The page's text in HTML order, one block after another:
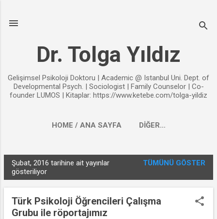
Dr. Tolga Yıldız
Gelişimsel Psikoloji Doktoru | Academic @ Istanbul Uni. Dept. of
Developmental Psych. | Sociologist | Family Counselor | Co-
founder LUMOS | Kitaplar: https://www.ketebe.com/tolga-yildiz
HOME / ANA SAYFA DIĞER…
a
Şubat, 2016 tarihine ait yayınlar
gösteriliyor
TÜMÜNÜ GÖSTER
Türk Psikoloji Öğrencileri Çalışma
Grubu ile röportajımız